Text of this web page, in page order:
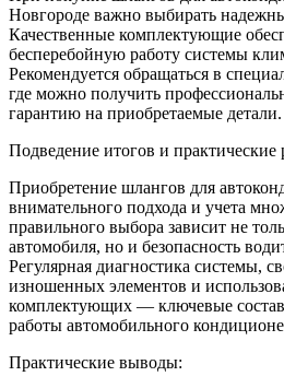
Новгороде важно выбирать
Качественные комплектующие
бесперебойную работу системы
Рекомендуется обращаться в
где можно получить
гарантию на приобретаемые детали.
Подведение итогов и практические
Приобретение шлангов для
внимательного подхода и учета
правильного выбора зависит не
автомобиля, но и безопасность
Регулярная диагностика системы,
изношенных элементов и
комплектующих — ключевые
работы автомобильного
Практические выводы: